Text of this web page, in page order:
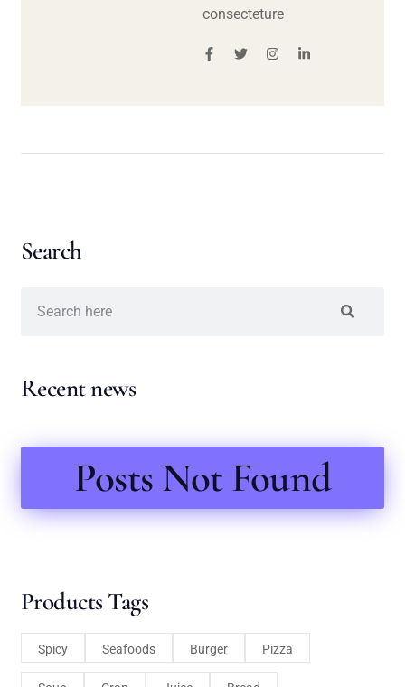
consecteture
Search
Recent news
Posts Not Found
Products Tags
Spicy Seafoods Burger Pizza